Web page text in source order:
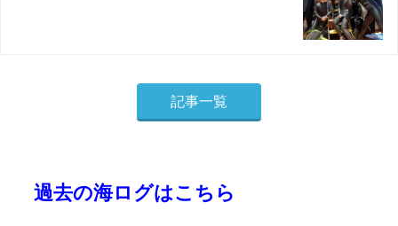
記事一覧
過去の海ログはこちら